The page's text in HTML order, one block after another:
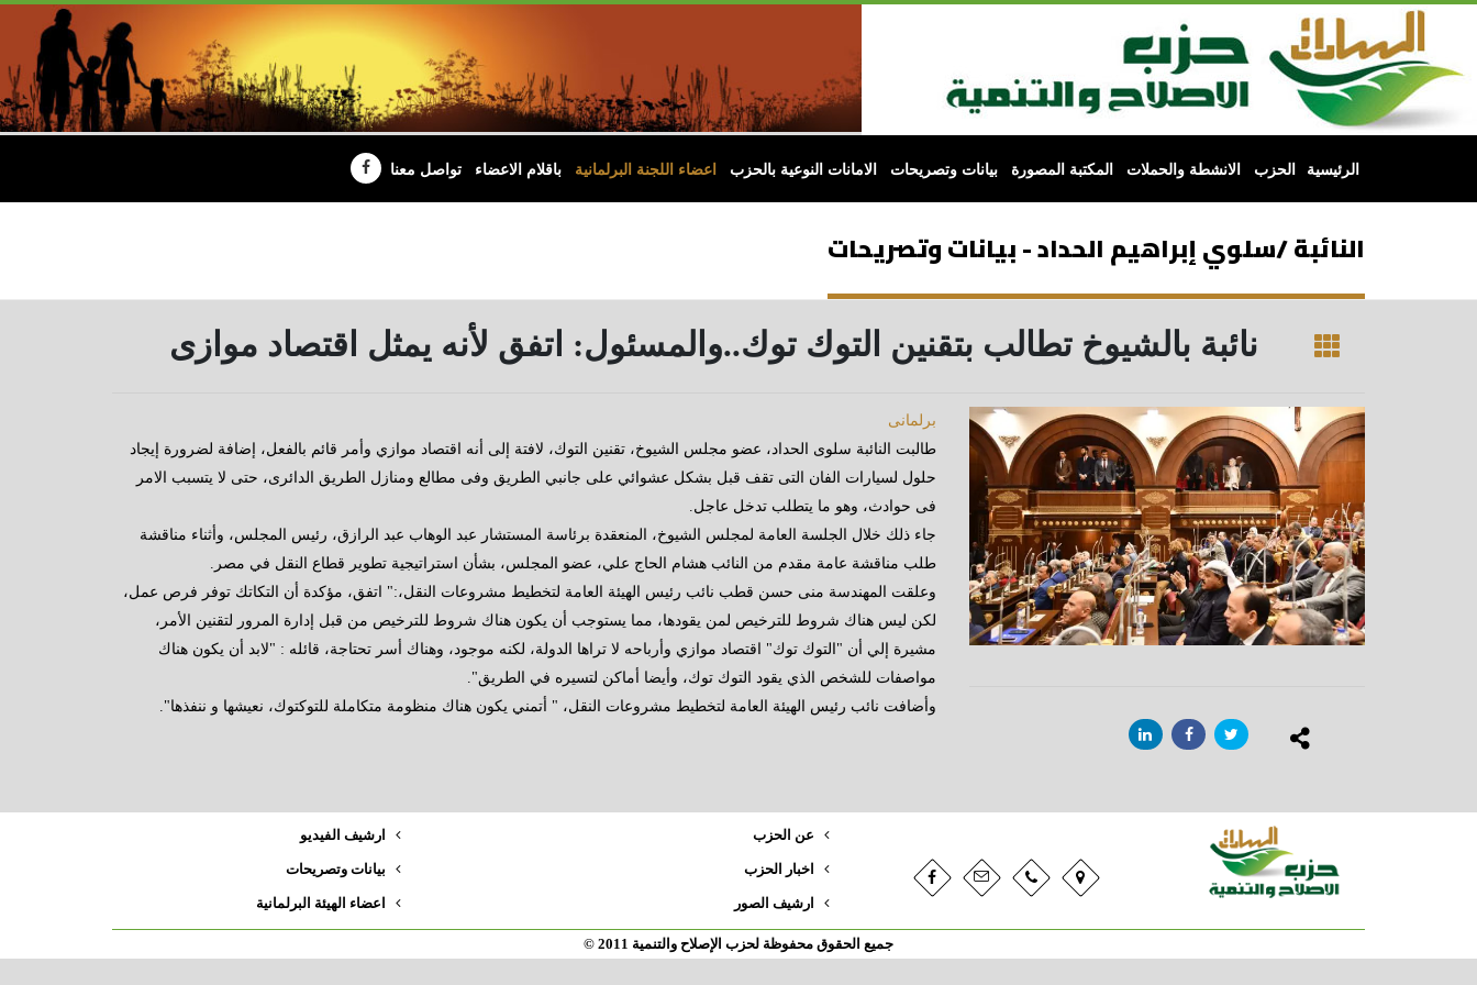
الرئيسية الحزب الانشطة والحملات المكتبة المصورة بيانات وتصريحات الامانات النوعية بالحزب اعضاء اللجنة البرلمانية باقلام الاعضاء تواصل معنا
النائبة /سلوي إبراهيم الحداد - بيانات وتصريحات
نائبة بالشيوخ تطالب بتقنين التوك توك..والمسئول: اتفق لأنه يمثل اقتصاد موازى
برلمانى
طالبت النائبة سلوى الحداد، عضو مجلس الشيوخ، تقنين التوك، لافتة إلى أنه اقتصاد موازي وأمر قائم بالفعل، إضافة لضرورة إيجاد
حلول لسيارات الفان التى تقف قبل بشكل عشوائي على جانبي الطريق وفى مطالع ومنازل الطريق الدائرى، حتى لا يتسبب الامر
فى حوادث، وهو ما يتطلب تدخل عاجل.
جاء ذلك خلال الجلسة العامة لمجلس الشيوخ، المنعقدة برئاسة المستشار عبد الوهاب عبد الرازق، رئيس المجلس، وأثناء مناقشة
طلب مناقشة عامة مقدم من النائب هشام الحاج علي، عضو المجلس، بشأن استراتيجية تطوير قطاع النقل في مصر.
وعلقت المهندسة منى حسن قطب نائب رئيس الهيئة العامة لتخطيط مشروعات النقل،:" اتفق، مؤكدة أن التكاتك توفر فرص عمل،
لكن ليس هناك شروط للترخيص لمن يقودها، مما يستوجب أن يكون هناك شروط للترخيص من قبل إدارة المرور لتقنين الأمر،
مشيرة إلي أن "التوك توك" اقتصاد موازي وأرباحه لا تراها الدولة، لكنه موجود، وهناك أسر تحتاجة، قائله : "لابد أن يكون هناك
مواصفات للشخص الذي يقود التوك توك، وأيضا أماكن لتسيره في الطريق".
وأضافت نائب رئيس الهيئة العامة لتخطيط مشروعات النقل، " أتمني يكون هناك منظومة متكاملة للتوكتوك، نعيشها و ننفذها".
عن الحزب
اخبار الحزب
ارشيف الصور
ارشيف الفيديو
بيانات وتصريحات
اعضاء الهيئة البرلمانية
جميع الحقوق محفوظة لحزب الإصلاح والتنمية 2011 ©